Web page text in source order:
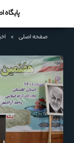
صفحه اصلی >